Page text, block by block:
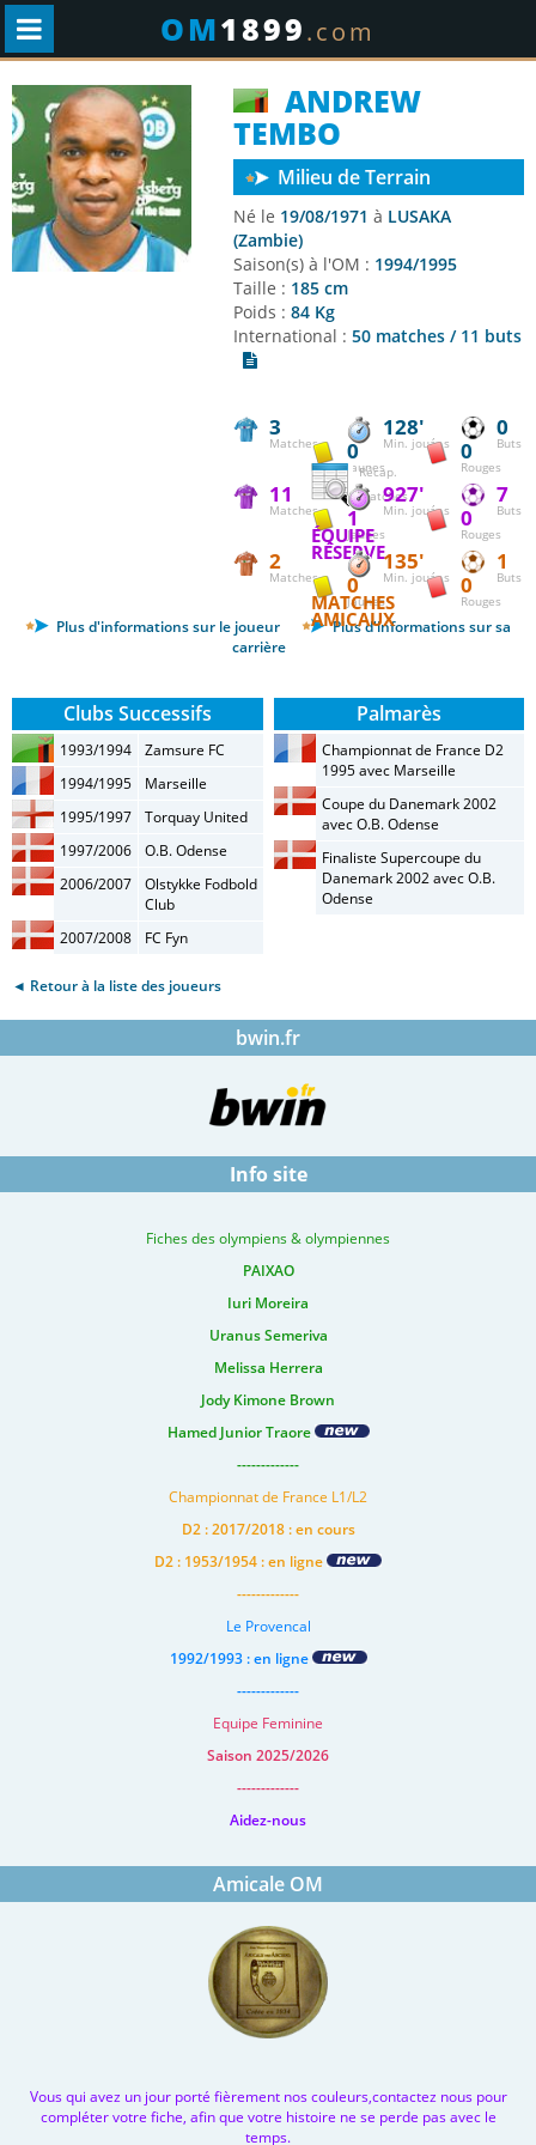
OM1899.com
ANDREW
TEMBO
Milieu de Terrain
Né le 19/08/1971 à LUSAKA
(Zambie)
Saison(s) à l'OM : 1994/1995
Taille : 185 cm
Poids : 84 Kg
International : 50 matches / 11 buts
3
Matches
128'
Min. jouées
0
Buts
0
Jaunes
0
Rouges
Récap.
matches
11
Matches
927'
Min. jouées
7
Buts
1
Jaunes
0
Rouges
ÉQUIPE
RÉSERVE
2
Matches
135'
Min. jouées
1
Buts
0
Jaunes
0
Rouges
MATCHES
AMICAUX
Plus d'informations sur le joueur
Plus d'informations sur sa
carrière
Clubs Successifs
1993/1994
Zamsure FC
1994/1995
Marseille
1995/1997
Torquay United
1997/2006
O.B. Odense
2006/2007
Olstykke Fodbold
Club
2007/2008
FC Fyn
Palmarès
Championnat de France D2
1995 avec Marseille
Coupe du Danemark 2002
avec O.B. Odense
Finaliste Supercoupe du
Danemark 2002 avec O.B.
Odense
◄ Retour à la liste des joueurs
bwin.fr
Info site
Fiches des olympiens & olympiennes
PAIXAO
Iuri Moreira
Uranus Semeriva
Melissa Herrera
Jody Kimone Brown
Hamed Junior Traore
-------------
Championnat de France L1/L2
D2 : 2017/2018 : en cours
D2 : 1953/1954 : en ligne
-------------
Le Provencal
1992/1993 : en ligne
-------------
Equipe Feminine
Saison 2025/2026
-------------
Aidez-nous
Amicale OM
Vous qui avez un jour porté fièrement nos couleurs,contactez nous pour
compléter votre fiche, afin que votre histoire ne se perde pas avec le
temps.